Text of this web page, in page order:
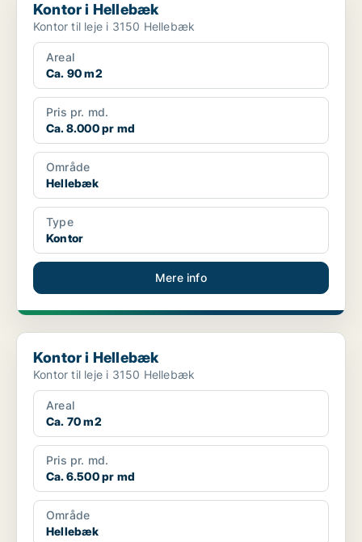
Kontor i Hellebæk
Kontor til leje i 3150 Hellebæk
Areal
Ca. 90 m2
Pris pr. md.
Ca. 8.000 pr md
Område
Hellebæk
Type
Kontor
Mere info
Kontor i Hellebæk
Kontor i Hellebæk
Kontor til leje i 3150 Hellebæk
Areal
Ca. 70 m2
Pris pr. md.
Ca. 6.500 pr md
Område
Hellebæk